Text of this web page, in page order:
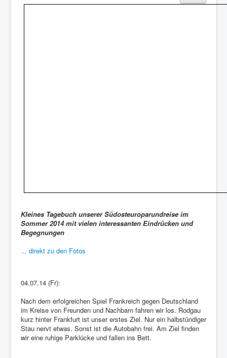
Kleines Tagebuch unserer Südosteuroparundreise im
Sommer 2014 mit vielen interessanten Eindrücken und
Begegnungen
... direkt zu den Fotos
04.07.14 (Fr):
Nach dem erfolgreichen Spiel Frankreich gegen Deutschland
im Kreise von Freunden und Nachbarn fahren wir los. Rodgau
kurz hinter Frankfurt ist unser erstes Ziel. Nur ein halbstündiger
Stau nervt etwas. Sonst ist die Autobahn frei. Am Ziel finden
wir eine ruhige Parklücke und fallen ins Bett.